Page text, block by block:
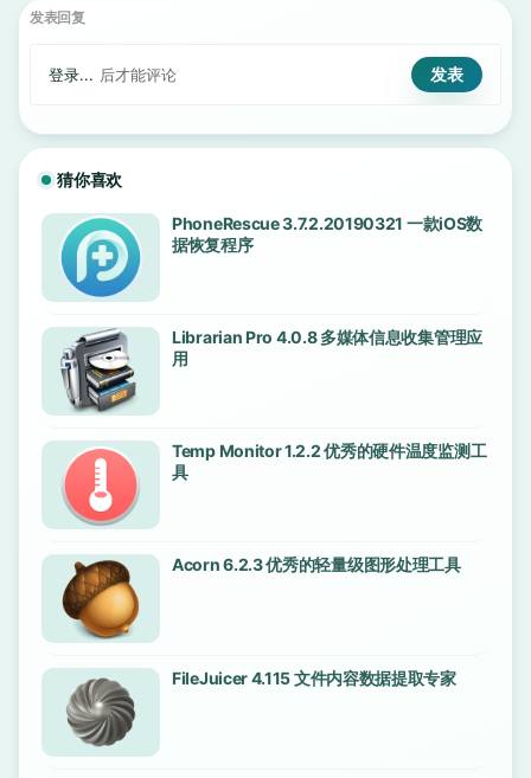
发表回复
登录... 后才能评论
猜你喜欢
PhoneRescue 3.7.2.20190321 一款iOS数
据恢复程序
Librarian Pro 4.0.8 多媒体信息收集管理应
用
Temp Monitor 1.2.2 优秀的硬件温度监测工
具
Acorn 6.2.3 优秀的轻量级图形处理工具
FileJuicer 4.115 文件内容数据提取专家